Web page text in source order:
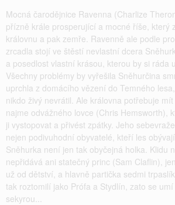
Mocná čarodějnice Ravenna (Charlize
přízně krále prosperující a mocné říše, který
královnu a pak zemře. Ravenně ale podle
zrcadla stojí ve štěstí nevlastní dcera
a posedlost vlastní krásou, kterou by si ráda
Všechny problémy by vyřešila Sněhurčina
uprchla z domácího vězení do Temného
nikdo živý nevrátil. Ale královna potřebuje
najme odvážného lovce (Chris Hemsworth),
ji vystopovat a přivést zpátky. Jeho
nejen podivuhodní obyvatelé, kteří les
Sněhurka není jen tak obyčejná holka. Klidu
nepřidává ani statečný princ (Sam Claflin),
už od dětství, a hlavně partička sedmi
tak roztomilí jako Prófa a Stydlín, zato se
sekyrou...